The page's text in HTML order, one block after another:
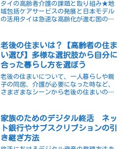
タイの高齢者介護の課題と取り組み★地
域包括ケアサービスの発展と日本モデル
の活用タイは急速な高齢化が進む国の一
2022年には14%を超えると予測されてい
ます。高...
老後の住まいは？【高齢者の住ま
い選び】多様な選択肢から自分に
合った暮らし方を選ぼう
老後の住まいについて、一人暮らしや親
子の同居、介護が必要になった時など、
さまざまなシーンから老後の住まいの選
す。
家族のためのデジタル終活 ネッ
ト銀行やサブスクリプションの引
き継ぎ方法